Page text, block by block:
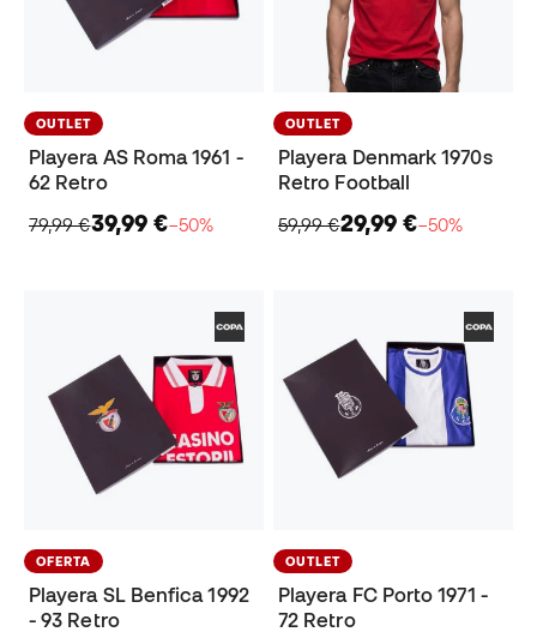
OUTLET
Playera AS Roma 1961 -
62 Retro
79,99 €39,99 €−50%
OUTLET
Playera Denmark 1970s
Retro Football
59,99 €29,99 €−50%
OFERTA
Playera SL Benfica 1992
- 93 Retro
OUTLET
Playera FC Porto 1971 -
72 Retro